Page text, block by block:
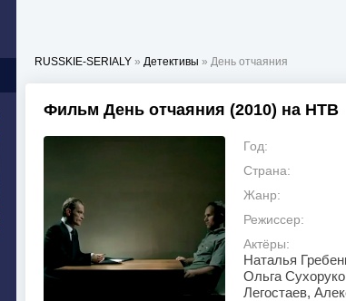
RUSSKIE-SERIALY » Детективы » День отчаяния
Фильм День отчаяния (2010) на НТВ
Год:
Страна:
Жанр:
Режиссер:
Актёры:
Наталья
Ольга
Легостаев,